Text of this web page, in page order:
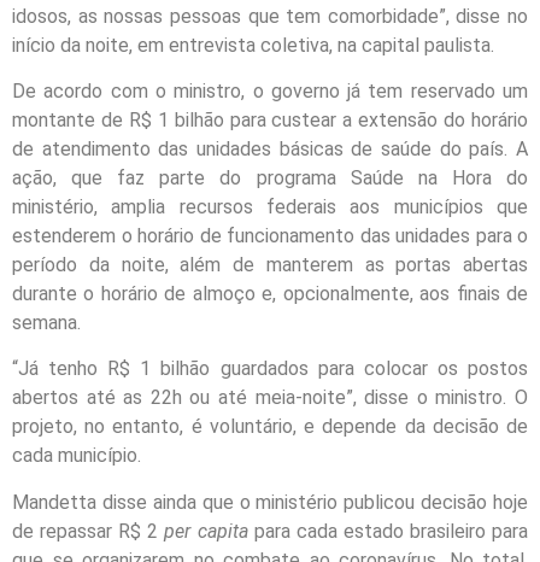
idosos, as nossas pessoas que tem comorbidade”, disse no
início da noite, em entrevista coletiva, na capital paulista.
De acordo com o ministro, o governo já tem reservado um
montante de R$ 1 bilhão para custear a extensão do horário
de atendimento das unidades básicas de saúde do país. A
ação, que faz parte do programa Saúde na Hora do
ministério, amplia recursos federais aos municípios que
estenderem o horário de funcionamento das unidades para o
período da noite, além de manterem as portas abertas
durante o horário de almoço e, opcionalmente, aos finais de
semana.
“Já tenho R$ 1 bilhão guardados para colocar os postos
abertos até as 22h ou até meia-noite”, disse o ministro. O
projeto, no entanto, é voluntário, e depende da decisão de
cada município.
Mandetta disse ainda que o ministério publicou decisão hoje
de repassar R$ 2per capitapara cada estado brasileiro para